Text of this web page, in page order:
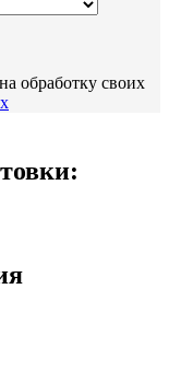
обработку своих